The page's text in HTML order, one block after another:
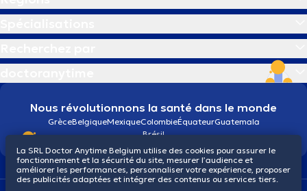
Nous révolutionnons la santé dans le monde
GrèceBelgiqueMexiqueColombieÉquateurGuatemala
Brésil
La SRL Doctor Anytime Belgium utilise des cookies pour assurer le
fonctionnement et la sécurité du site, mesurer l’audience et
améliorer les performances, personnaliser votre expérience, proposer
des publicités adaptées et intégrer des contenus ou services tiers.